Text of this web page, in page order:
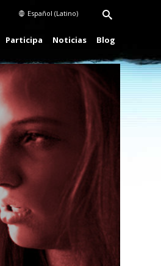
Español (Latino)
Participa Noticias Blog